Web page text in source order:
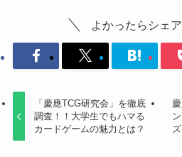
よかったらシェ
「慶應TCG研究会」を徹底
調査！！大学生でもハマる
カードゲームの魅力とは？